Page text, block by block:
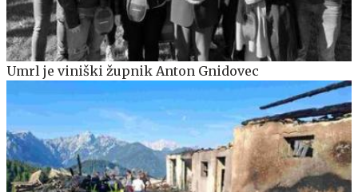
Umrl je viniški župnik Anton Gnidovec